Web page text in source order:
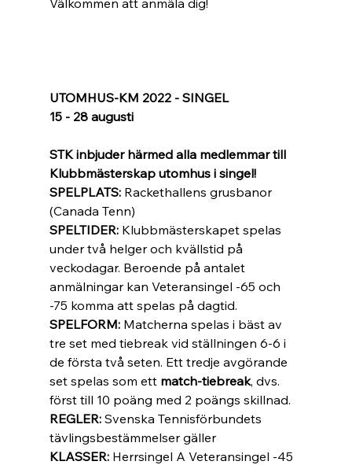
UTOMHUS-KM 2022 - SINGEL
15 - 28 augusti
STK inbjuder härmed alla medlemmar till
Klubbmästerskap utomhus i singel!
SPELPLATS: Rackethallens grusbanor
(Canada Tenn)
SPELTIDER: Klubbmästerskapet spelas
under två helger och kvällstid på
veckodagar. Beroende på antalet
anmälningar kan Veteransingel -65 och
-75 komma att spelas på dagtid.
SPELFORM: Matcherna spelas i bäst av
tre set med tiebreak vid ställningen 6-6 i
de första två seten. Ett tredje avgörande
set spelas som ett match-tiebreak, dvs.
först till 10 poäng med 2 poängs skillnad.
REGLER: Svenska Tennisförbundets
tävlingsbestämmelser gäller
KLASSER: Herrsingel A Veteransingel -45